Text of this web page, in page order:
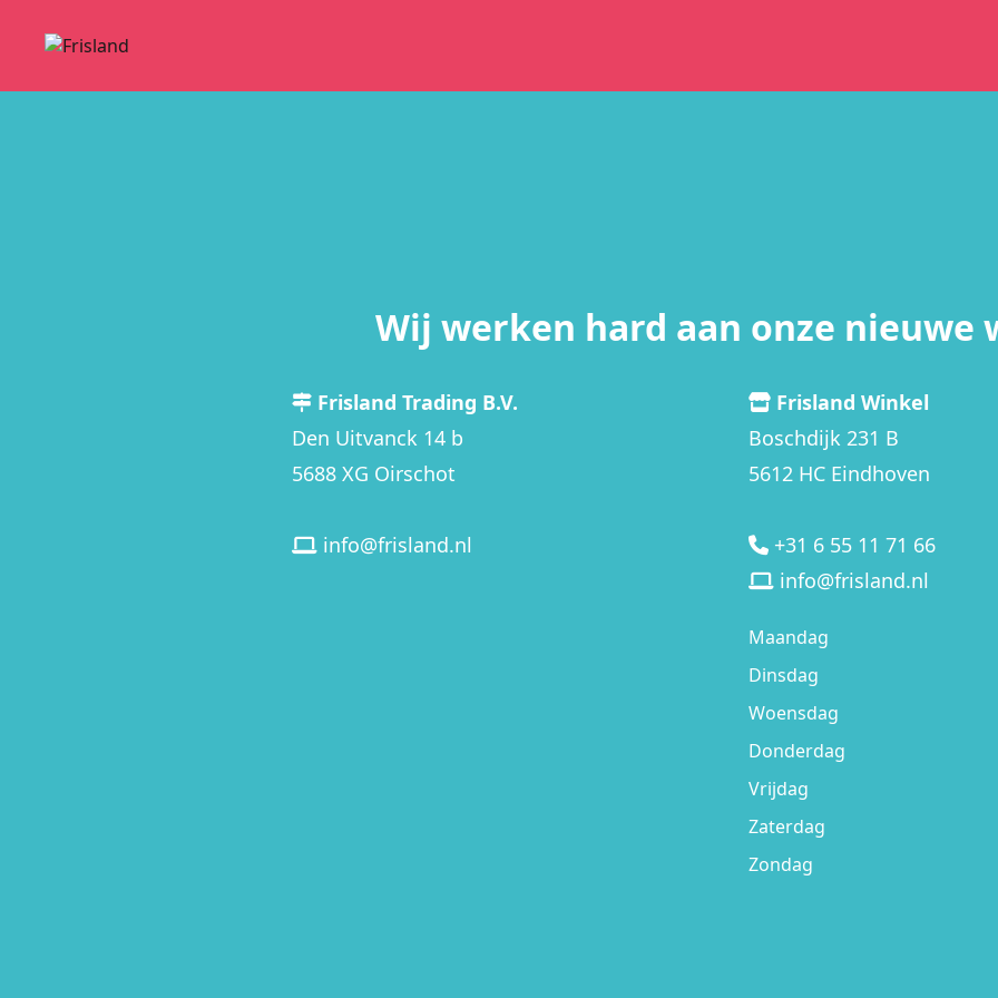
Wij werken hard aan onze nieuwe
Frisland Trading B.V.
Den Uitvanck 14 b
5688 XG Oirschot
info@frisland.nl
Frisland Winkel
Boschdijk 231 B
5612 HC Eindhoven
+31 6 55 11 71 66
info@frisland.nl
Maandag
Dinsdag
Woensdag
Donderdag
Vrijdag
Zaterdag
Zondag